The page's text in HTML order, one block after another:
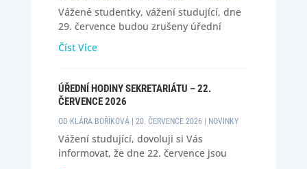
Vážené studentky, vážení studující, dne
29. července budou zrušeny úřední
hodiny sekretariátu z důvodu návštěvy
lékaře. Dne 5. srpna budou mé úřední
dovolené. V mé nepřítomnosti je možné
dokumenty k podepsání a vyřízení vhodit
Číst Více
ÚŘEDNÍ HODINY SEKRETARIÁTU – 22.
ČERVENCE 2026
OD KLÁRA BOŘÍKOVÁ| 20. ČERVENCE 2026| NOVINKY
Vážení studující, dovoluji si Vás
informovat, že dne 22. července jsou